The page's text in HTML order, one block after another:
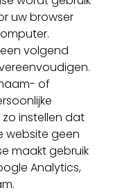
uw browser
volgend
of
instellen dat
website geen
maakt gebruik
Analytics,